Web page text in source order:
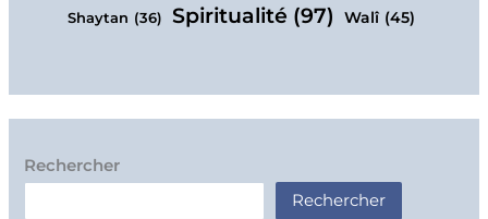
Shaytan (36) Spiritualité (97) Walî (45)
Rechercher
Rechercher